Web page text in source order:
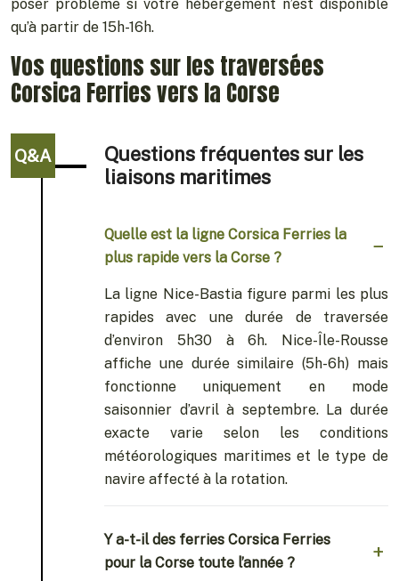
poser problème si votre hébergement n’est disponible
qu’à partir de 15h-16h.
Vos questions sur les traversées
Corsica Ferries vers la Corse
Questions fréquentes sur les
liaisons maritimes
Quelle est la ligne Corsica Ferries la
plus rapide vers la Corse ?
La ligne Nice-Bastia figure parmi les plus
rapides avec une durée de traversée
d’environ 5h30 à 6h. Nice-Île-Rousse
affiche une durée similaire (5h-6h) mais
fonctionne uniquement en mode
saisonnier d’avril à septembre. La durée
exacte varie selon les conditions
météorologiques maritimes et le type de
navire affecté à la rotation.
Y a-t-il des ferries Corsica Ferries
pour la Corse toute l’année ?